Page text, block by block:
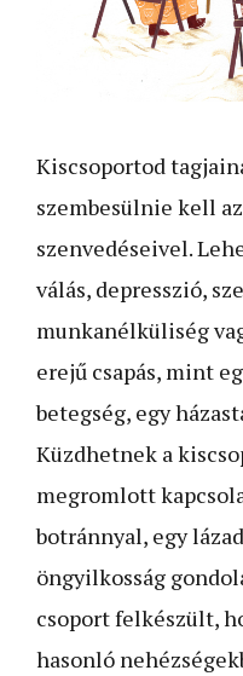
Kiscsoportod
szembesülnie kell
szenvedéseivel.
válás, depresszió,
munkanélküliség
erejű csapás, mint
betegség, egy
Küzdhetnek a
megromlott
botránnyal, egy
öngyilkosság
csoport felkészült,
hasonló